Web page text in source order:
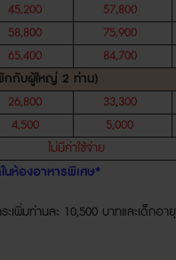
45,200 57,800
58,800 75,900
65,400 84,700
กกับผู้ใหญ่ 2 ท่าน)
26,800 33,300
4,500 5,000
ไม่มีค่าใช้จ่าย
นห้องอาหารพิเศษ*
เพิ่มท่านละ 10,500 บาทและเด็กอายุ